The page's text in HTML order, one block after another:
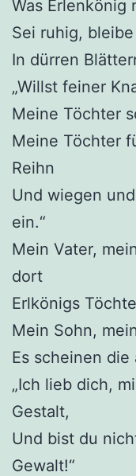
Was Erlenkönig
Sei ruhig,
In dürren
„Willst feiner
Meine Töchter
Meine Töchter
Reihn
Und wiegen
ein.“
Mein Vater,
dort
Erlkönigs
Mein Sohn,
Es scheinen die
„Ich lieb dich,
Gestalt,
Und bist du
Gewalt!“